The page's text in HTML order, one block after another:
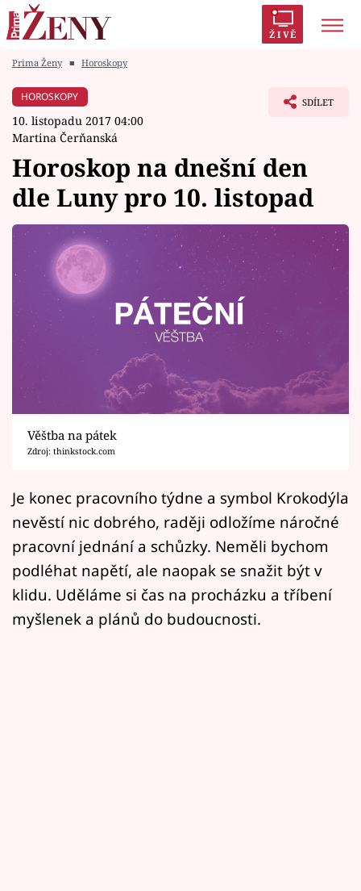
ŽIVĚ
Módní alarm
Témata
Celebrity
Vztahy
Seriály
Horoskopy
Sledujte prima+
Filmový festival Karlovy Vary
Mámy sobě
Přihlášení
Sledujte nás
Prima Ženy ■ Horoskopy
HOROSKOPY
10. listopadu 2017 04:00
Martina Čerňanská
SDÍLET
Horoskop na dnešní den
dle Luny pro 10. listopad
Věštba na pátek
Zdroj: thinkstock.com
Je konec pracovního týdne a symbol Krokodýla
nevěstí nic dobrého, raději odložíme náročné
pracovní jednání a schůzky. Neměli bychom
podléhat napětí, ale naopak se snažit být v
klidu. Uděláme si čas na procházku a tříbení
myšlenek a plánů do budoucnosti.